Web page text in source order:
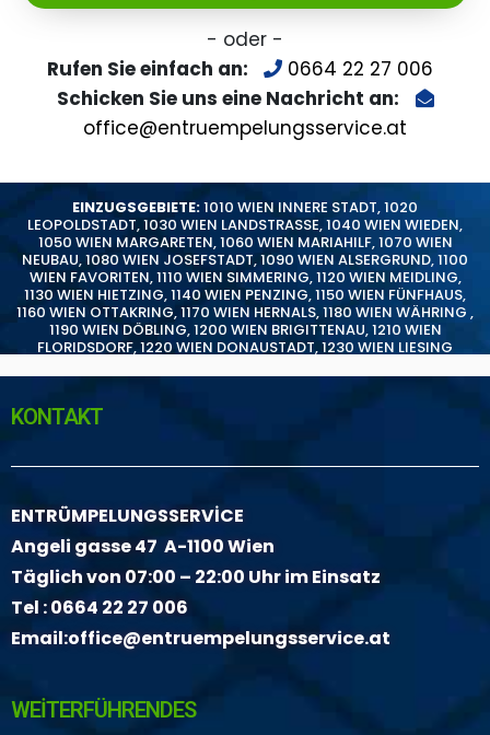
- oder -
Rufen Sie einfach an:
0664 22 27 006
Schicken Sie uns eine Nachricht an:
office@entruempelungsservice.at
EINZUGSGEBIETE:1010 WIEN INNERE STADT,1020
LEOPOLDSTADT,1030 WIEN LANDSTRASSE,1040 WIEN WIEDEN,
1050 WIEN MARGARETEN,1060 WIEN MARIAHILF,1070 WIEN
NEUBAU,1080 WIEN JOSEFSTADT,1090 WIEN ALSERGRUND,1100
WIEN FAVORITEN,1110 WIEN SIMMERING,1120 WIEN MEIDLING,
1130 WIEN HIETZING,1140 WIEN PENZING,1150 WIEN FÜNFHAUS,
1160 WIEN OTTAKRING,1170 WIEN HERNALS,1180 WIEN WÄHRING ,
1190 WIEN DÖBLING,1200 WIEN BRIGITTENAU,1210 WIEN
FLORIDSDORF,1220 WIEN DONAUSTADT,1230 WIEN LIESING
KONTAKT
ENTRÜMPELUNGSSERVİCE
Angeli gasse 47 A-1100 Wien
Täglich von 07:00 – 22:00 Uhr im Einsatz
Tel :0664 22 27 006
Email:office@entruempelungsservice.at
WEİTERFÜHRENDES